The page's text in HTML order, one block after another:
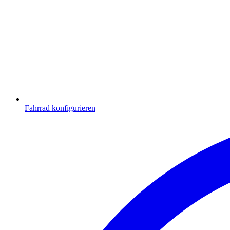
Fahrrad konfigurieren